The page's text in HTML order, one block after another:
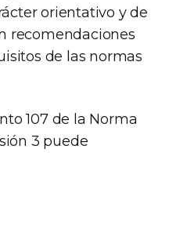
orientativo y de
recomendaciones
de las normas
107 de la Norma
3 puede